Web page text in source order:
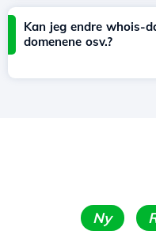
Kan jeg endre whois-
domenene osv.?
Ny